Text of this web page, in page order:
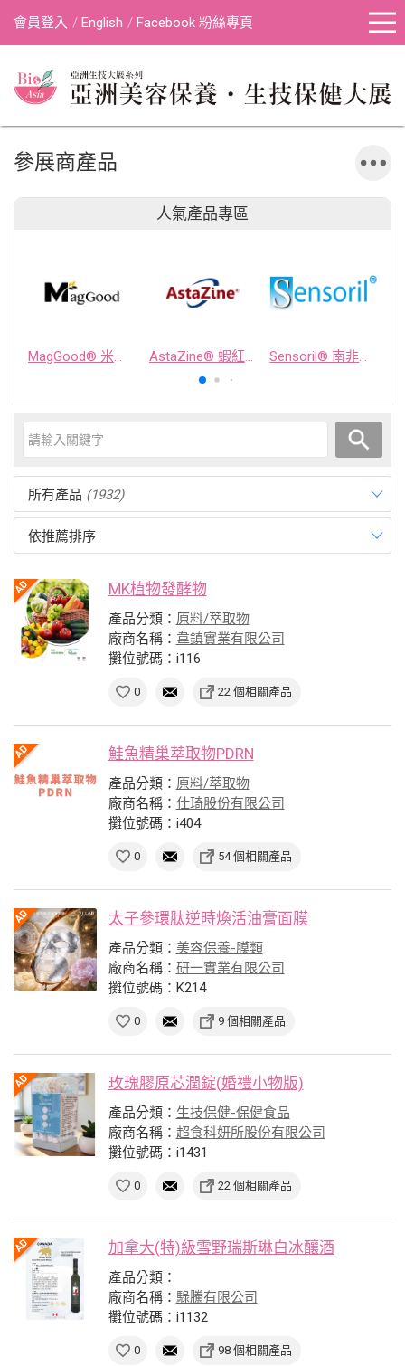
會員登入 English Facebook 粉絲專頁
參展商產品
人氣產品專區
MagGood® 米源鎂® 米糠濃縮物 AstaZine® 蝦紅素 Sensoril® 南非醉茄萃取物
所有產品 (1932)
依推薦排序
MK植物發酵物
產品分類： 原料/萃取物
廠商名稱： 韋鎮實業有限公司
攤位號碼：i116
0 22 個相關產品
鮭魚精巢萃取物PDRN
產品分類： 原料/萃取物
廠商名稱： 仕琦股份有限公司
攤位號碼：i404
0 54 個相關產品
太子參環肽逆時煥活油膏面膜
產品分類： 美容保養-膜類
廠商名稱： 研一實業有限公司
攤位號碼：K214
0 9 個相關產品
玫瑰膠原芯潤錠(婚禮小物版)
產品分類： 生技保健-保健食品
廠商名稱： 超食科妍所股份有限公司
攤位號碼：i1431
0 22 個相關產品
加拿大(特)級雪野瑞斯琳白冰釀酒
產品分類：
廠商名稱： 騄騰有限公司
攤位號碼：i1132
0 98 個相關產品